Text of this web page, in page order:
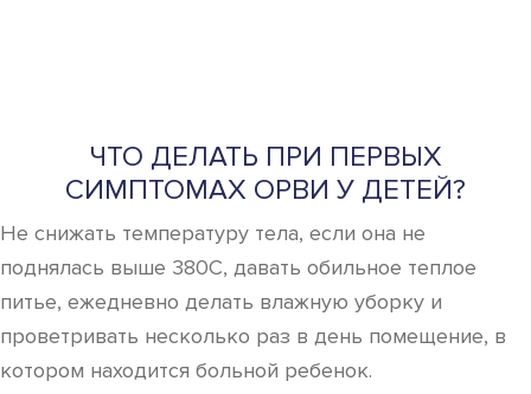
ЧТО ДЕЛАТЬ ПРИ ПЕРВЫХ
СИМПТОМАХ ОРВИ У ДЕТЕЙ?
Не снижать температуру тела, если она не
поднялась выше 380С, давать обильное теплое
питье, ежедневно делать влажную уборку и
проветривать несколько раз в день помещение, в
котором находится больной ребенок.